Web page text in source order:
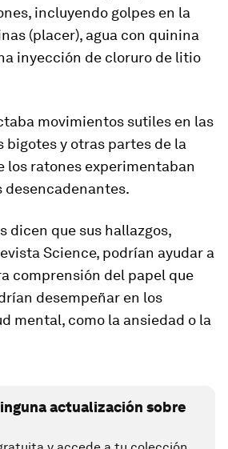
incluyendo golpes en la
(placer), agua con quinina
inyección de cloruro de litio
movimientos sutiles en las
bigotes y otras partes de la
los ratones experimentaban
desencadenantes.
dicen que sus hallazgos,
Science, podrían ayudar a
comprensión del papel que
desempeñar en los
mental, como la ansiedad o la
actualización sobre